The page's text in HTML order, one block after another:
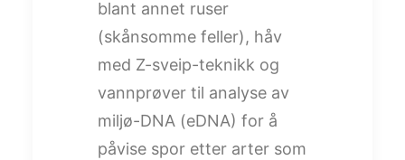
blant annet ruser
(skånsomme feller), håv
med Z-sveip-teknikk og
vannprøver til analyse av
miljø-DNA (eDNA) for å
påvise spor etter arter som